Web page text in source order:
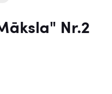
Nr.2